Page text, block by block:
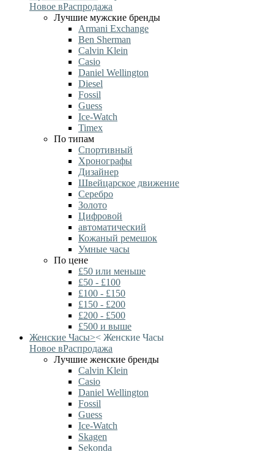
Новое вРаспродажа
Лучшие мужские бренды
Armani Exchange
Ben Sherman
Calvin Klein
Casio
Daniel Wellington
Diesel
Fossil
Guess
Ice-Watch
Timex
По типам
Спортивный
Хронографы
Дизайнер
Швейцарское движение
Серебро
Золото
Цифровой
автоматический
Кожаный ремешок
Умные часы
По цене
£50 или меньше
£50 - £100
£100 - £150
£150 - £200
£200 - £500
£500 и выше
Женские Часы>< Женские Часы
Новое вРаспродажа
Лучшие женские бренды
Calvin Klein
Casio
Daniel Wellington
Fossil
Guess
Ice-Watch
Skagen
Sekonda